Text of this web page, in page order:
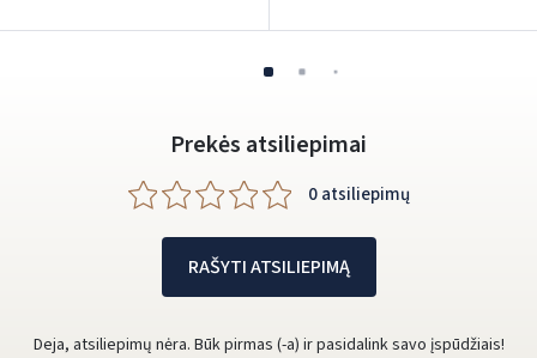
Prekės atsiliepimai
0 atsiliepimų
RAŠYTI ATSILIEPIMĄ
Deja, atsiliepimų nėra. Būk pirmas (-a) ir pasidalink savo įspūdžiais!